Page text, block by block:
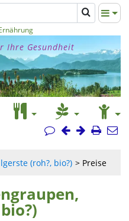
Ihre Gesundheit
(roh?, bio?) Preise